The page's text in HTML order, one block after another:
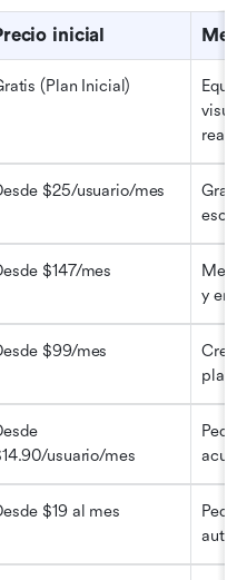
inicial
(Plan Inicial)
real.
$25/usuario/mes
$147/mes
y
$99/mes
usuario/mes
$19 al mes